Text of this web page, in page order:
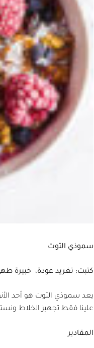
سموذي التوت
كتبت: تغريد عودة، خبيرة
يعد سموذي التوت هو أحد
علينا فقط تجهيز الخلاط
المقادير